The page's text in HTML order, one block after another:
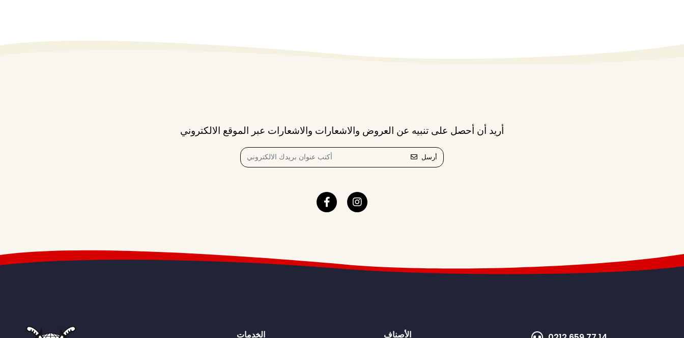
أريد أن أحصل على تنبيه عن العروض والاشعارات والاشعارات عبر الموقع الالكتروني
أرسل
الخدمات الأصناف